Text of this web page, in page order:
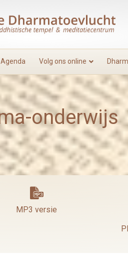
Agenda Volg ons online
onderwijs
MP3
MP3 versie